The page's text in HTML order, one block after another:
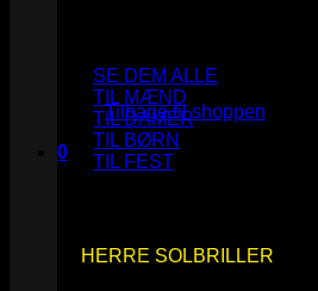
Ingen varer i kurven.
Tilbage til shoppen
0
Kurv
SE DEM ALLE
TIL MÆND
TIL DAMER
TIL BØRN
TIL FEST
HERRE SOLBRILLER